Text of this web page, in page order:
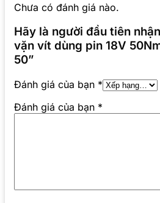
Chưa có đánh giá nào.
Hãy là người đầu tiên
vặn vít dùng pin 18V
50”
Đánh giá của bạn *
Đánh giá của bạn *